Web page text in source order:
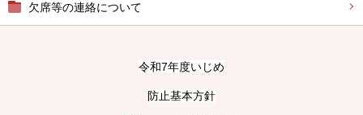
欠席等の連絡について
令和7年度いじめ
防止基本方針